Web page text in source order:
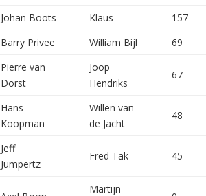
Johan Boots Klaus
157
Barry Privee William Bijl 69
Pierre van
Dorst
Joop
Hendriks
67
Hans
Koopman
Willen van
de Jacht
48
Jeff
Jumpertz
Fred Tak 45
Martijn